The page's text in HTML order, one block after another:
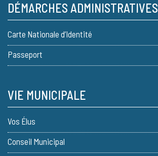
DÉMARCHES ADMINISTRATIVES
Carte Nationale d’Identité
Passeport
VIE MUNICIPALE
Vos Élus
Conseil Municipal